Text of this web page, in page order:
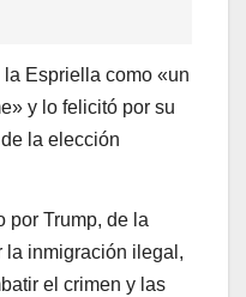
Espriella como «un
y lo felicitó por su
la elección
por Trump, de la
la inmigración ilegal,
el crimen y las